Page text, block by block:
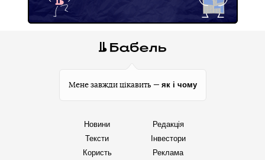
Мене завжди цікавить — як і чому
Новини
Тексти
Користь
Редакція
Інвестори
Реклама